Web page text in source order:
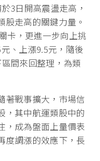
3日開高震盪走高，
股走高的關鍵力量。
卡，更進一步向上挑
、上漲9.5元，隨後
間來回整理，為類
著戰事擴大，市場信
，其中航運類股中的
，成為盤面上量價表
度調漲的效應下，長